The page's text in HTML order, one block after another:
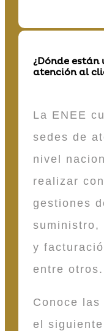
¿Dónde están
atención al
La ENEE
sedes de
nivel
realizar
gestiones
suministro,
y
entre otros.
Conoce
el